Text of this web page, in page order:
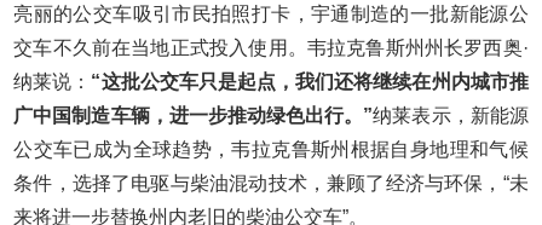
亮丽的公交车吸引市民拍照打卡，宇通制造的一批新能源公
交车不久前在当地正式投入使用。韦拉克鲁斯州州长罗西奥·
纳莱说： “这批公交车只是起点，我们还将继续在州内城市推
广中国制造车辆，进一步推动绿色出行。”纳莱表示，新能源
公交车已成为全球趋势，韦拉克鲁斯州根据自身地理和气候
条件，选择了电驱与柴油混动技术，兼顾了经济与环保，“未
来将进一步替换州内老旧的柴油公交车”。